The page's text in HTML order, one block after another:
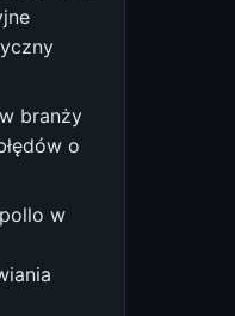
branży
o
w